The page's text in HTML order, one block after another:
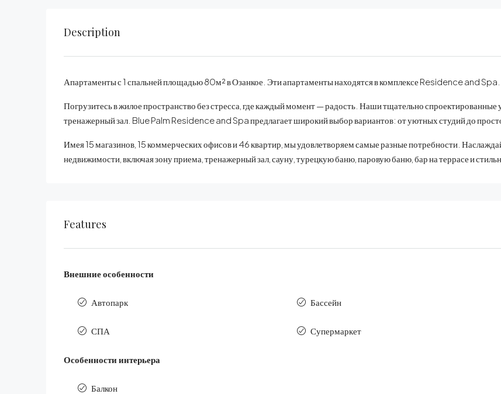
Description
Апартаменты с 1 спальней площадью 80м² в Озанкое. Эти апартаменты находятся в комплексе Residence and Spa.
Погрузитесь в жилое пространство без стресса, где каждый момент — радость. Наши тщательно
тренажерный зал. Blue Palm Residence and Spa предлагает широкий выбор вариантов: от уютных студий до
Имея 15 магазинов, 15 коммерческих офисов и 46 квартир, мы удовлетворяем самые разные потребности.
недвижимости, включая зону приема, тренажерный зал, сауну, турецкую баню, паровую баню, бар на террасе и
Features
Внешние особенности
Автопарк Бассейн
СПА Супермаркет
Особенности интерьера
Балкон